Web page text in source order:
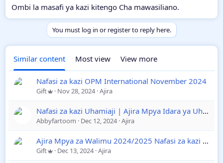
Ombi la masafi ya kazi kitengo Cha mawasiliano.
You must log in or register to reply here.
Similar content Most view View more
Nafasi za kazi OPM International November 2024
Gift Nov 28, 2024 Ajira
Nafasi za kazi Uhamiaji | Ajira Mpya Idara ya Uhamiaji November 2024
Abbyfartoom Dec 12, 2024 Ajira
Ajira Mpya za Walimu 2024/2025 Nafasi za kazi 3633 Ualimu Utumishi December 2024
Gift Dec 13, 2024 Ajira